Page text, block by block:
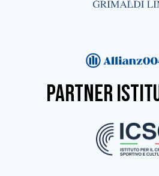
partner